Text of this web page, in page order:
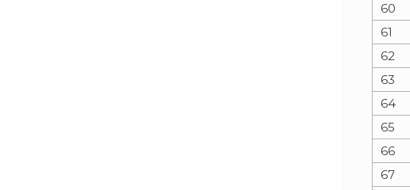
60
61
62
63
64
65
66
67